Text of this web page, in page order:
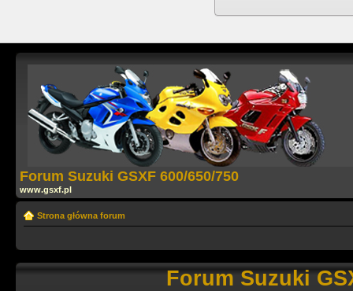
Forum Suzuki GSXF 600/650/750
www.gsxf.pl
Strona główna forum
Forum Suzuki